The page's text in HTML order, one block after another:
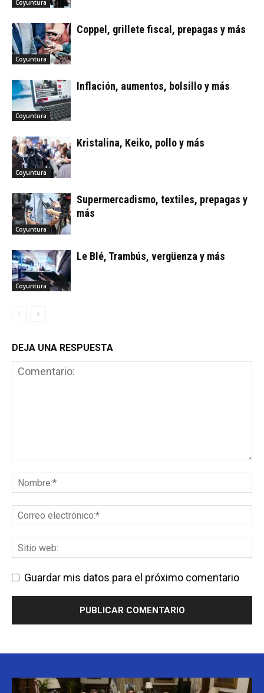
Coyuntura
Coyuntura
Coppel, grillete fiscal, prepagas y más
Coyuntura
Inflación, aumentos, bolsillo y más
Coyuntura
Kristalina, Keiko, pollo y más
Coyuntura
Supermercadismo, textiles, prepagas y
más
Coyuntura
Le Blé, Trambús, vergüenza y más
DEJA UNA RESPUESTA
Guardar mis datos para el próximo comentario